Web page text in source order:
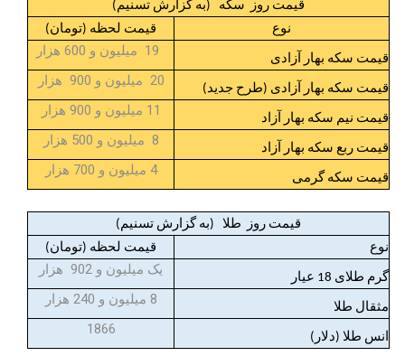
قیمت روز سکه (به گزارش تسنیم)
قیمت لحظه (تومان)
نوع
قیمت سکه بهار آزادی
20 میلیون و 900 هزار
قیمت سکه بهار آزادی (طرح جدید)
11 میلیون و 900 هزار
قیمت نیم سکه بهار آزاد
8 میلیون و 500 هزار
قیمت ربع سکه بهار آزاد
4 میلیون و 700 هزار
قیمت سکه گرمی
قیمت روز طلا (به گزارش تسنیم)
قیمت لحظه (تومان)
نوع
یک میلیون و 902 هزار
گرم طلای 18 عیار
8 میلیون و 240 هزار
مثقال طلا
1866
انس طلا (دلار)